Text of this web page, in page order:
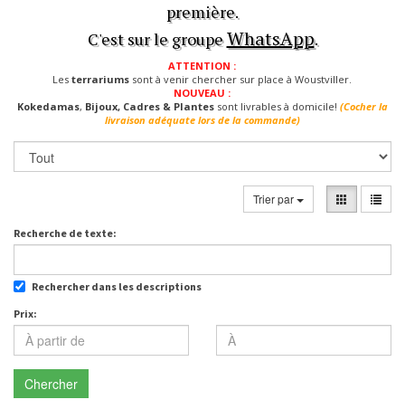
première.
C'est sur le groupeWhatsApp.
ATTENTION :
Lesterrariums sont à venir chercher sur place à Woustviller.
NOUVEAU :
Kokedamas, Bijoux, Cadres & Plantessont livrables à domicile! (Cocher la
livraison adéquate lors de la commande)
Trier par
Recherche de texte:
Rechercher dans les descriptions
Prix:
Chercher